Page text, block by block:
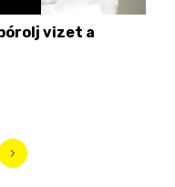
vizet a